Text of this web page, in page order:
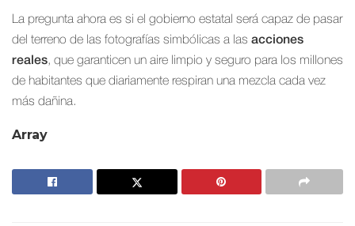
La pregunta ahora es si el gobierno estatal será capaz de pasar
del terreno de las fotografías simbólicas a las acciones
reales, que garanticen un aire limpio y seguro para los millones
de habitantes que diariamente respiran una mezcla cada vez
más dañina.
Array